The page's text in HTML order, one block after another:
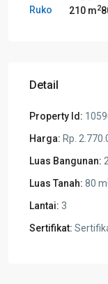
Ruko
210 m2
Detail
Property Id:
Harga: Rp.
Luas Bangunan:
Luas Tanah: 80 m
Lantai: 3
Sertifikat: